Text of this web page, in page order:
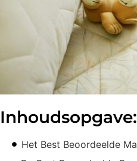
Inhoudsopgave:
Het Best Beoordeelde